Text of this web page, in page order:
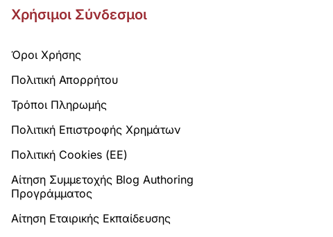
Χρήσιμοι Σύνδεσμοι
Όροι Χρήσης
Πολιτική Απορρήτου
Τρόποι Πληρωμής
Πολιτική Επιστροφής Χρημάτων
Πολιτική Cookies (ΕΕ)
Αίτηση Συμμετοχής Blog Authoring
Προγράμματος
Αίτηση Εταιρικής Εκπαίδευσης